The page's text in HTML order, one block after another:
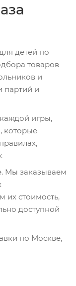
детей по
товаров
и
партий и
игры,
которые
Мы заказываем
их стоимость,
доступной
по Москве,